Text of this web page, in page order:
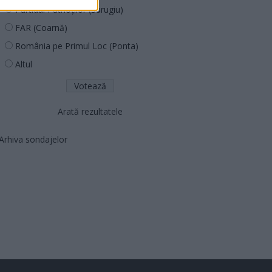
Partidul Patrioților (Surugiu)
FAR (Coarnă)
România pe Primul Loc (Ponta)
Altul
Arată rezultatele
sondajelor